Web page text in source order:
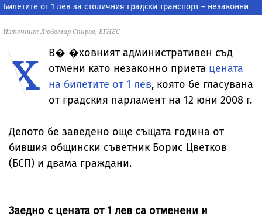
Билетите от 1 лев за столичния градски транспорт – незаконни
Източник: Любомир Спиров, БГНЕС
В�
х
�ховният административен съд
отмени като незаконно приета цената
на билетите от 1 лев, която бе гласувана
от градския парламент на 12 юни 2008 г.
Делото бе заведено още същата година от
бившия общински съветник Борис Цветков
(БСП) и двама граждани.
Заедно с цената от 1 лев са отменени и